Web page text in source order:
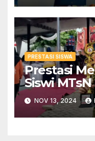
PRESTASI SISWA
Prestasi
Siswi MTsN 2
Olimpiade
Timur
NOV 13, 2024